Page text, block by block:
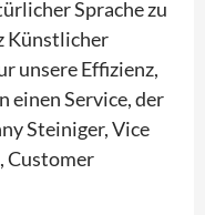
Sprache zu
Künstlicher
unsere Effizienz,
einen Service, der
Steiniger, Vice
Customer